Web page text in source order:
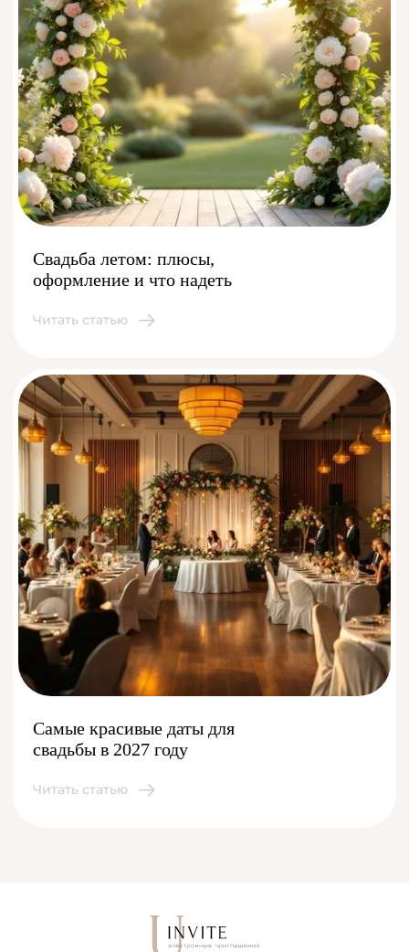
Свадьба летом: плюсы,
оформление и что надеть
Читать статью
Самые красивые даты для
свадьбы в 2027 году
Читать статью